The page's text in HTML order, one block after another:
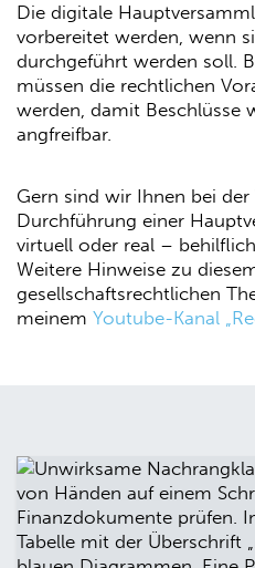
Die digitale
vorbereitet werden, wenn
durchgeführt werden soll.
müssen die rechtlichen
werden, damit Beschlüsse
angfreifbar.
Gern sind wir Ihnen bei
Durchführung einer
virtuell oder real – behilflich.
Weitere Hinweise zu
gesellschaftsrechtlichen
meinem Youtube-Kanal